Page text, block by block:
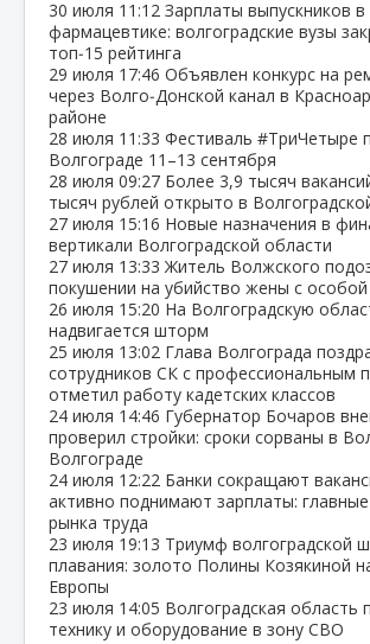
30 июля 11:12 Зарплаты выпускников в
фармацевтике: волгоградские вузы
топ‑15 рейтинга
29 июля 17:46 Объявлен конкурс на
через Волго‑Донской канал в
районе
28 июля 11:33 Фестиваль #ТриЧетыре
Волгограде 11–13 сентября
28 июля 09:27 Более 3,9 тысяч
тысяч рублей открыто в
27 июля 15:16 Новые назначения в
вертикали Волгоградской области
27 июля 13:33 Житель Волжского
покушении на убийство жены с
26 июля 15:20 На Волгоградскую
надвигается шторм
25 июля 13:02 Глава Волгограда
сотрудников СК с профессиональным
отметил работу кадетских классов
24 июля 14:46 Губернатор Бочаров
проверил стройки: сроки сорваны в
Волгограде
24 июля 12:22 Банки сокращают
активно поднимают зарплаты:
рынка труда
23 июля 19:13 Триумф волгоградской
плавания: золото Полины Козякиной
Европы
23 июля 14:05 Волгоградская область
технику и оборудование в зону СВО